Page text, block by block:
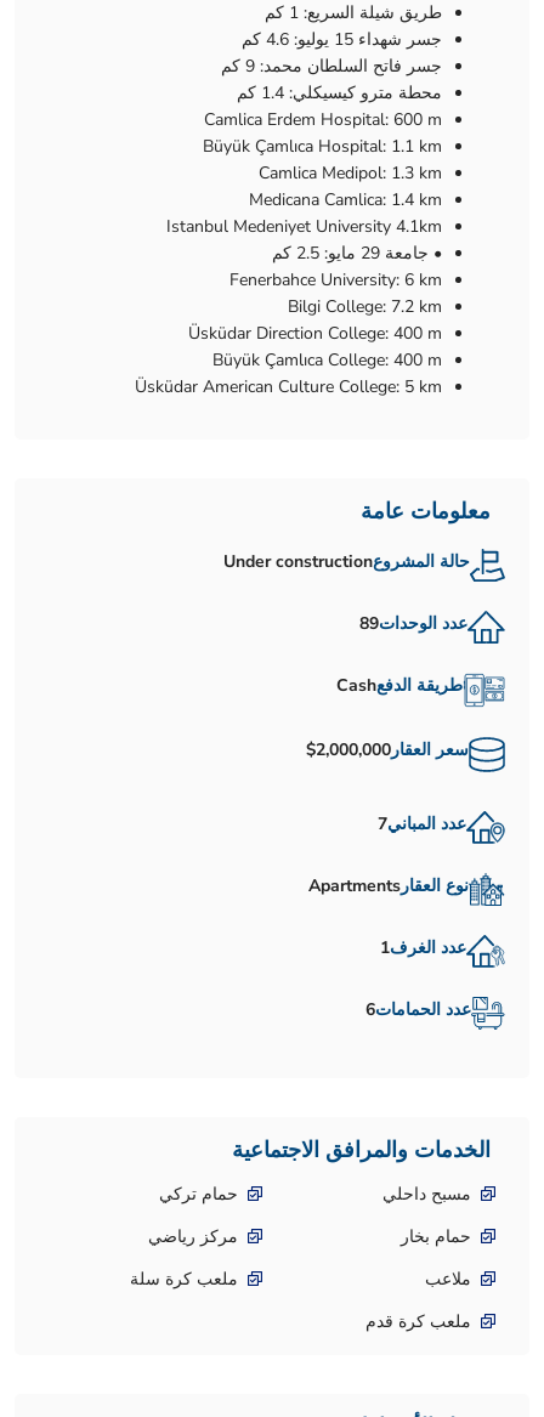
طريق شيلة السريع: 1 كم
جسر شهداء 15 يوليو: 4.6 كم
جسر فاتح السلطان محمد: 9 كم
محطة مترو كيسيكلي: 1.4 كم
Camlica Erdem Hospital: 600 m
Büyük Çamlıca Hospital: 1.1 km
Camlica Medipol: 1.3 km
Medicana Camlica: 1.4 km
Istanbul Medeniyet University 4.1km
• جامعة 29 مايو: 2.5 كم
Fenerbahce University: 6 km
Bilgi College: 7.2 km
Üsküdar Direction College: 400 m
Büyük Çamlıca College: 400 m
Üsküdar American Culture College: 5 km
معلومات عامة
حالة المشروعUnder construction
عدد الوحدات89
طريقة الدفعCash
سعر العقار$2,000,000
عدد المباني7
نوع العقارApartments
عدد الغرف1
عدد الحمامات6
الخدمات والمرافق الاجتماعية
مسبح داحلي
حمام تركي
حمام بخار
مركز رياضي
ملاعب
ملعب كرة سلة
ملعب كرة قدم